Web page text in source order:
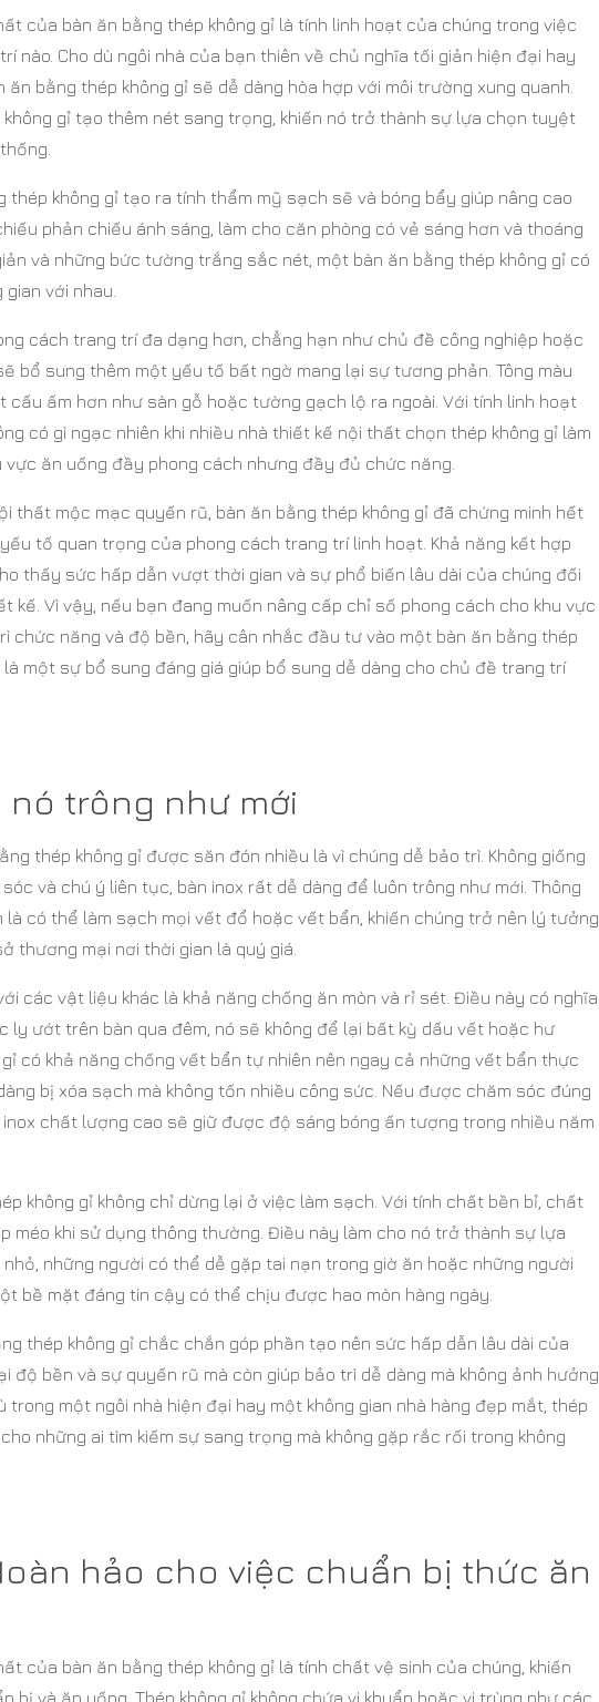
của bàn ăn bằng thép không gỉ là tính linh hoạt của chúng trong việc
nào. Cho dù ngôi nhà của bạn thiên về chủ nghĩa tối giản hiện đại hay
bằng thép không gỉ sẽ dễ dàng hòa hợp với môi trường xung quanh.
gỉ tạo thêm nét sang trọng, khiến nó trở thành sự lựa chọn tuyệt
thép không gỉ tạo ra tính thẩm mỹ sạch sẽ và bóng bẩy giúp nâng cao
phản chiếu ánh sáng, làm cho căn phòng có vẻ sáng hơn và thoáng
và những bức tường trắng sắc nét, một bàn ăn bằng thép không gỉ có
với nhau.
cách trang trí đa dạng hơn, chẳng hạn như chủ đề công nghiệp hoặc
bổ sung thêm một yếu tố bất ngờ mang lại sự tương phản. Tông màu
cấu ấm hơn như sàn gỗ hoặc tường gạch lộ ra ngoài. Với tính linh hoạt
có gì ngạc nhiên khi nhiều nhà thiết kế nội thất chọn thép không gỉ làm
ăn uống đầy phong cách nhưng đầy đủ chức năng.
thất mộc mạc quyến rũ, bàn ăn bằng thép không gỉ đã chứng minh hết
tố quan trọng của phong cách trang trí linh hoạt. Khả năng kết hợp
thấy sức hấp dẫn vượt thời gian và sự phổ biến lâu dài của chúng đối
kế. Vì vậy, nếu bạn đang muốn nâng cấp chỉ số phong cách cho khu vực
chức năng và độ bền, hãy cân nhắc đầu tư vào một bàn ăn bằng thép
một sự bổ sung đáng giá giúp bổ sung dễ dàng cho chủ đề trang trí
nó trông như mới
thép không gỉ được săn đón nhiều là vì chúng dễ bảo trì. Không giống
và chú ý liên tục, bàn inox rất dễ dàng để luôn trông như mới. Thông
có thể làm sạch mọi vết đổ hoặc vết bẩn, khiến chúng trở nên lý tưởng
thương mại nơi thời gian là quý giá.
các vật liệu khác là khả năng chống ăn mòn và rỉ sét. Điều này có nghĩa
ly ướt trên bàn qua đêm, nó sẽ không để lại bất kỳ dấu vết hoặc hư
gỉ có khả năng chống vết bẩn tự nhiên nên ngay cả những vết bẩn thực
bị xóa sạch mà không tốn nhiều công sức. Nếu được chăm sóc đúng
chất lượng cao sẽ giữ được độ sáng bóng ấn tượng trong nhiều năm
không gỉ không chỉ dừng lại ở việc làm sạch. Với tính chất bền bỉ, chất
méo khi sử dụng thông thường. Điều này làm cho nó trở thành sự lựa
những người có thể dễ gặp tai nạn trong giờ ăn hoặc những người
bề mặt đáng tin cậy có thể chịu được hao mòn hàng ngày.
thép không gỉ chắc chắn góp phần tạo nên sức hấp dẫn lâu dài của
độ bền và sự quyến rũ mà còn giúp bảo trì dễ dàng mà không ảnh hưởng
trong một ngôi nhà hiện đại hay một không gian nhà hàng đẹp mắt, thép
những ai tìm kiếm sự sang trọng mà không gặp rắc rối trong không
hảo cho việc chuẩn bị thức ăn
của bàn ăn bằng thép không gỉ là tính chất vệ sinh của chúng, khiến
bị và ăn uống. Thép không gỉ không chứa vi khuẩn hoặc vi trùng như các